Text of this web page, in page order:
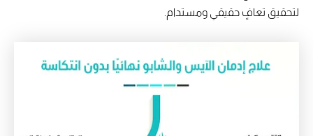
لتحقيق تعافٍ حقيقي ومستدام.